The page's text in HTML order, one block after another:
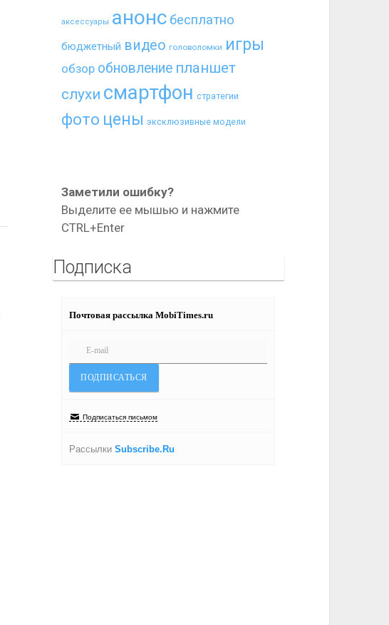
аксессуары анонс бесплатно
бюджетный видео головоломки игры
обзор обновление планшет
слухи смартфон стратегии
фото цены эксклюзивные модели
Заметили ошибку?
Выделите ее мышью и нажмите
CTRL+Enter
Подписка
Почтовая рассылка MobiTimes.ru
Подписаться письмом
РассылкиSubscribe.Ru